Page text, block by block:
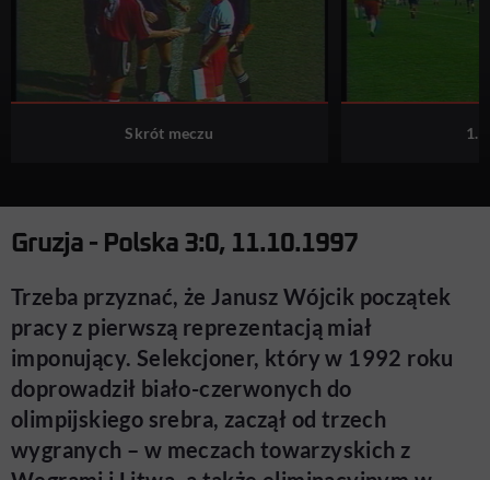
Skrót meczu 1.
Gruzja - Polska 3:0, 11.10.1997
Trzeba przyznać, że Janusz Wójcik początek
pracy z pierwszą reprezentacją miał
imponujący. Selekcjoner, który w 1992 roku
doprowadził biało-czerwonych do
olimpijskiego srebra, zaczął od trzech
wygranych – w meczach towarzyskich z